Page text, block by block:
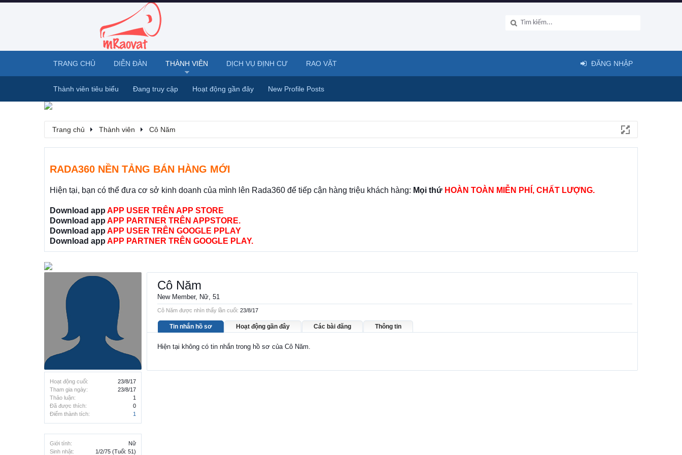
Trang chủ Thành viên Cô Năm
RADA360 NỀN TẢNG BÁN HÀNG MỚI
Hiện tại, bạn có thể đưa cơ sở kinh doanh của mình lên Rada360 để tiếp cận hàng triệu khách hàng: Mọi thứ HOÀN TOÀN MIỄN PHÍ, CHẤT LƯỢNG.
Download app APP USER TRÊN APP STORE
Download app APP PARTNER TRÊN APPSTORE.
Download app APP USER TRÊN GOOGLE PPLAY
Download app APP PARTNER TRÊN GOOGLE PLAY.
Hoạt động cuối:
23/8/17
Tham gia ngày:
23/8/17
Thảo luận:
1
Đã được thích:
0
Điểm thành tích:
1
Giới tính:
Nữ
Sinh nhật:
1/2/75 (Tuổi: 51)
Cô Năm
New Member, Nữ, 51
Cô Năm được nhìn thấy lần cuối: 23/8/17
Tin nhắn hồ sơ Hoạt động gần đây Các bài đăng Thông tin
Hiện tại không có tin nhắn trong hồ sơ của Cô Năm.
TRANG CHỦ DIỄN ĐÀN THÀNH VIÊN
Thành viên tiêu biểu Đang truy cập Hoạt động gần đây New Profile Posts
DỊCH VỤ ĐỊNH CƯ RAO VẶT ĐĂNG NHẬP